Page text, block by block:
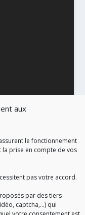
aux
le fonctionnement
prise en compte de vos
pas votre accord.
par des tiers
captcha,...) qui